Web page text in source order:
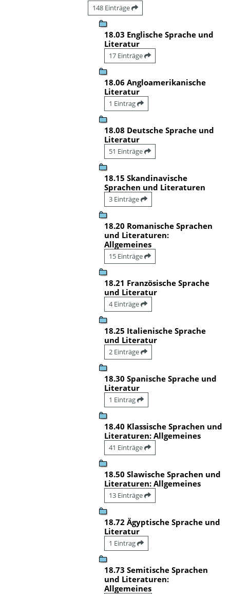
148 Einträge
18.03 Englische Sprache und
Literatur
17 Einträge
18.06 Angloamerikanische
Literatur
1 Eintrag
18.08 Deutsche Sprache und
Literatur
51 Einträge
18.15 Skandinavische
Sprachen und Literaturen
3 Einträge
18.20 Romanische Sprachen
und Literaturen:
Allgemeines
15 Einträge
18.21 Französische Sprache
und Literatur
4 Einträge
18.25 Italienische Sprache
und Literatur
2 Einträge
18.30 Spanische Sprache und
Literatur
1 Eintrag
18.40 Klassische Sprachen und
Literaturen: Allgemeines
41 Einträge
18.50 Slawische Sprachen und
Literaturen: Allgemeines
13 Einträge
18.72 Ägyptische Sprache und
Literatur
1 Eintrag
18.73 Semitische Sprachen
und Literaturen:
Allgemeines